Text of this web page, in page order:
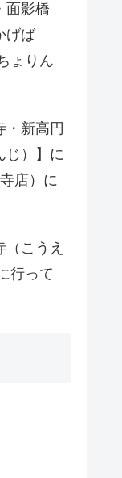
面影橋
げば
ょりん
・新高円
じ）】に
店）に
こうえ
行って